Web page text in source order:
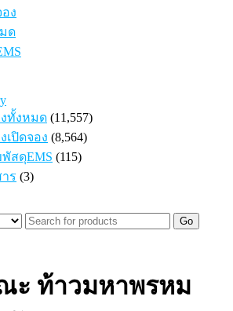
ง
ด
ทั้งหมด (11,557)
เปิดจอง (8,564)
สดุEMS (115)
ร (3)
Go
ะ ท้าวมหาพรหม